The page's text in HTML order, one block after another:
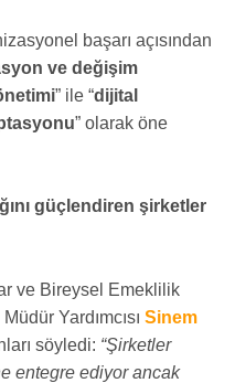
başarı açısından
ve değişim
” ile “dijital
” olarak öne
güçlendiren şirketler
ve Bireysel Emeklilik
Yardımcısı Sinem
söyledi: “Şirketler
entegre ediyor ancak